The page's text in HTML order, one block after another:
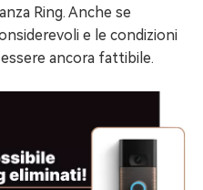
Ring. Anche se
e le condizioni
ancora fattibile.